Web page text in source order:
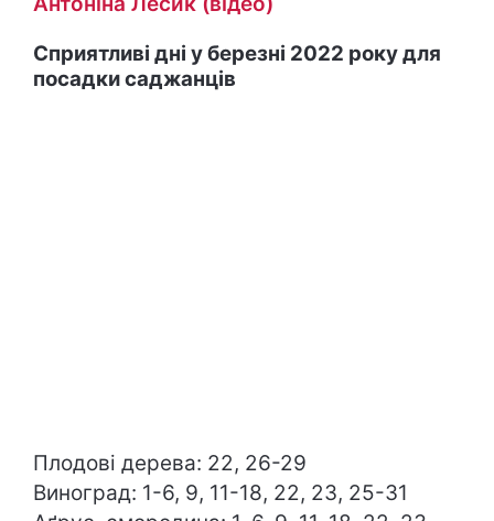
Сприятливі дні у березні 2022 року для
посадки саджанців
Плодові дерева: 22, 26-29
Виноград: 1-6, 9, 11-18, 22, 23, 25-31